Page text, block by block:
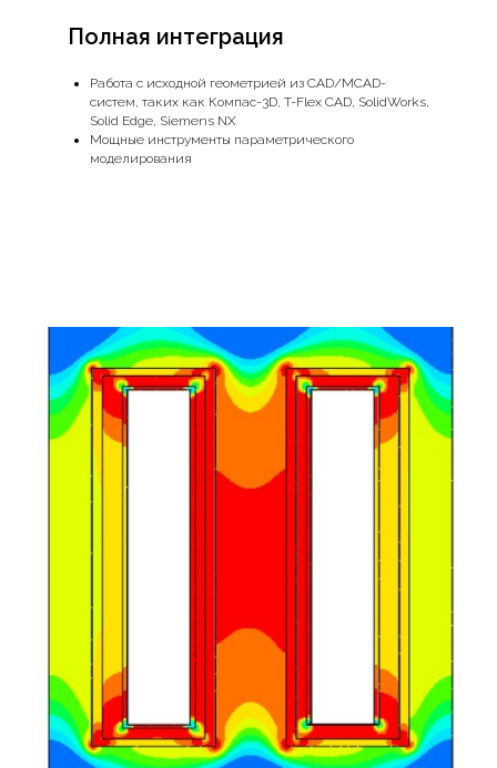
Полная интеграция
Работа с исходной геометрией из CAD/MCAD-
систем, таких как Компас-3D, T-Flex CAD, SolidWorks,
Solid Edge, Siemens NX
Мощные инструменты параметрического
моделирования